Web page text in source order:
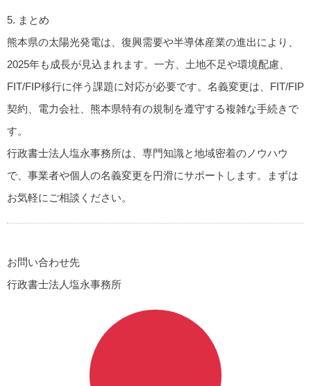
5. まとめ
熊本県の太陽光発電は、復興需要や半導体産業の進出により、
2025年も成長が見込まれます。一方、土地不足や環境配慮、
FIT/FIP移行に伴う課題に対応が必要です。名義変更は、FIT/FIP
契約、電力会社、熊本県特有の規制を遵守する複雑な手続きで
す。
行政書士法人塩永事務所は、専門知識と地域密着のノウハウ
で、事業者や個人の名義変更を円滑にサポートします。まずは
お気軽にご相談ください。
お問い合わせ先
行政書士法人塩永事務所